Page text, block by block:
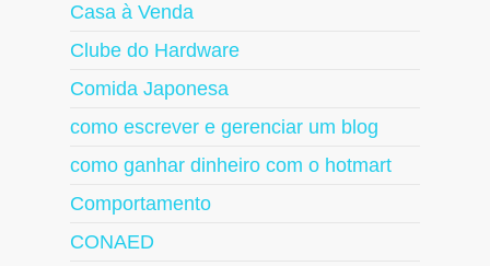
Casa à Venda
Clube do Hardware
Comida Japonesa
como escrever e gerenciar um blog
como ganhar dinheiro com o hotmart
Comportamento
CONAED